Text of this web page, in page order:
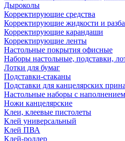
Дыроколы
Корректирующие средства
Корректирующие жидкости и
Корректирующие карандаши
Корректирующие ленты
Настольные покрытия офисные
Наборы настольные, подставки,
Лотки для бумаг
Подставки-стаканы
Подставки для канцелярских
Настольные наборы с наполнением
Ножи канцелярские
Клеи, клеевые пистолеты
Клей универсальный
Клей ПВА
Клей-роллер